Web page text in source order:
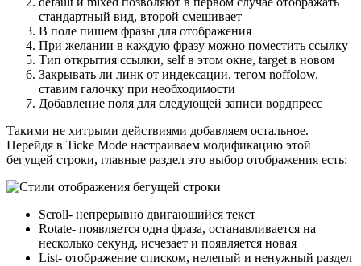
стандартный вид, второй смешивает
В поле пишем фразы для отображения
При желании в каждую фразу можно поместить ссылку
Тип открытия ссылки, self в этом окне, target в новом
Закрывать ли линк от индексации, тегом noffolow,
ставим галочку при необходимости
Добавление поля для следующей записи вордпресс
Такими не хитрыми действиями добавляем остальное.
Перейдя в Ticke Mode настраиваем модификацию этой
бегущей строки, главные раздел это выбор отображения есть:
Scroll- непрерывно двигающийся текст
Rotate- появляется одна фраза, останавливается на
несколько секунд, исчезает и появляется новая
List- отображение списком, нелепый и ненужный раздел